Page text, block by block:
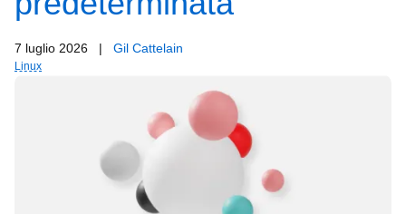
7 luglio 2026 | Gil Cattelain
Linux